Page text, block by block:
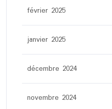
février 2025
janvier 2025
décembre 2024
novembre 2024